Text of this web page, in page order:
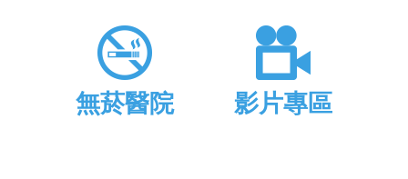
無菸醫院 影片專區